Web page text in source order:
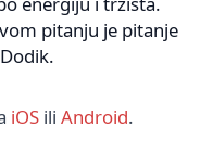
pitanju je pitanje
iOS ili Android.